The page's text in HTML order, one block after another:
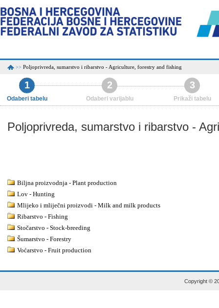
>> Poljoprivreda, sumarstvo i ribarstvo - Agriculture, forestry and fishing
1
Odaberi tabelu
2
Odaberi varijablu
3
Prikaži tabelu
Poljoprivreda, sumarstvo i ribarstvo -
Biljna proizvodnja - Plant production
Lov - Hunting
Mlijeko i mliječni proizvodi - Milk and milk products
Ribarstvo - Fishing
Stočarstvo - Stock-breeding
Šumarstvo - Forestry
Voćarstvo - Fruit production
Copyright ©